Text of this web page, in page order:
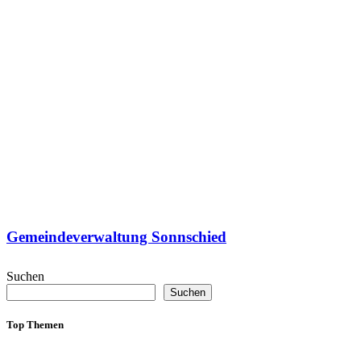
Gemeindeverwaltung Sonnschied
Suchen
Suchen
Top Themen